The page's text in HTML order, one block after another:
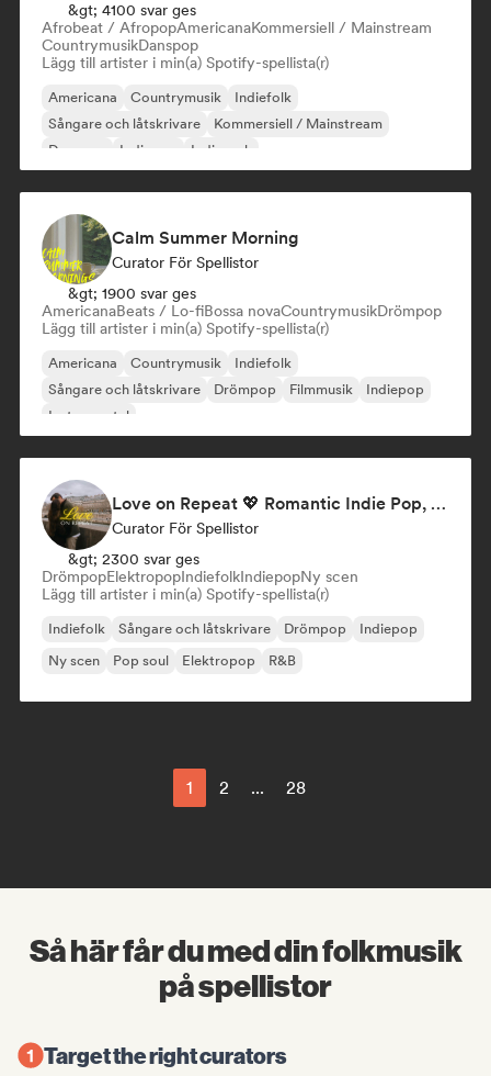
&gt; 4100 svar ges
Afrobeat / AfropopAmericanaKommersiell / Mainstream
CountrymusikDanspop
Lägg till artister i min(a) Spotify-spellista(r)
Americana Countrymusik
Indiefolk
Sångare och låtskrivare
Kommersiell / Mainstream
Danspop
Indiepop Indierock
Calm Summer Morning
Curator För Spellistor
&gt; 1900 svar ges
AmericanaBeats / Lo-fiBossa novaCountrymusikDrömpop
Lägg till artister i min(a) Spotify-spellista(r)
Americana Countrymusik
Indiefolk
Sångare och låtskrivare
Drömpop Filmmusik
Indiepop
Instrumental
Love on Repeat 💖 Romantic Indie Pop, Neo Soul & Singer-Songwriter
Curator För Spellistor
&gt; 2300 svar ges
DrömpopElektropopIndiefolkIndiepopNy scen
Lägg till artister i min(a) Spotify-spellista(r)
Indiefolk Sångare och låtskrivare Drömpop
Indiepop
Ny scen
Pop soul Elektropop R&B
1 2 ... 28
Så här får du med din folkmusik
på spellistor
Target the right curators